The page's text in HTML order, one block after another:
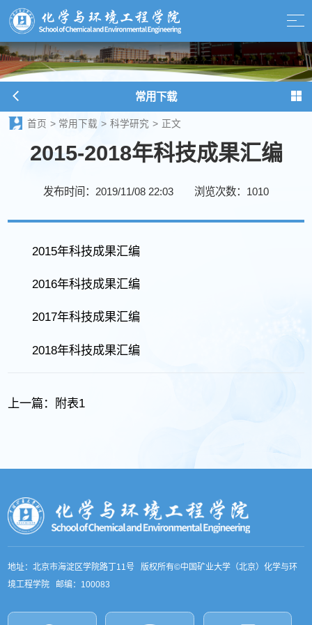
常用下载
首页 > 常用下载 > 科学研究 > 正文
2015-2018年科技成果汇编
发布时间：2019/11/08 22:03 浏览次数： 1010
2015年科技成果汇编
2016年科技成果汇编
2017年科技成果汇编
2018年科技成果汇编
上一篇： 附表1
地址：北京市海淀区学院路丁11号 版权所有©中国矿业大学（北京）化学与环
境工程学院 邮编：100083